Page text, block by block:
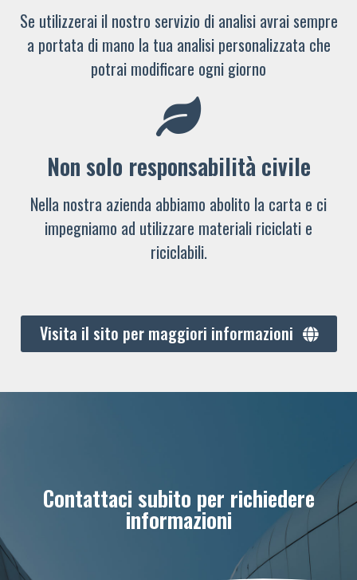
Se utilizzerai il nostro servizio di analisi avrai sempre
a portata di mano la tua analisi personalizzata che
potrai modificare ogni giorno
Non solo responsabilità civile
Nella nostra azienda abbiamo abolito la carta e ci
impegniamo ad utilizzare materiali riciclati e
riciclabili.
Visita il sito per maggiori informazioni
Contattaci subito per richiedere
informazioni